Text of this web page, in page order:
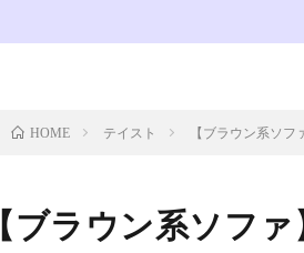
HOME テイスト 【ブラウン系ソ
【ブラウン系ソフ